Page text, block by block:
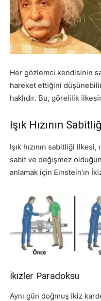
Her gözlemci kendisinin
hareket ettiğini
haklıdır. Bu, görelilik
Işık Hızının
Işık hızının sabitliği ilkesi,
sabit ve değişmez
anlamak için Einstein’ın
İkizler Paradoksu
Aynı gün doğmuş ikiz